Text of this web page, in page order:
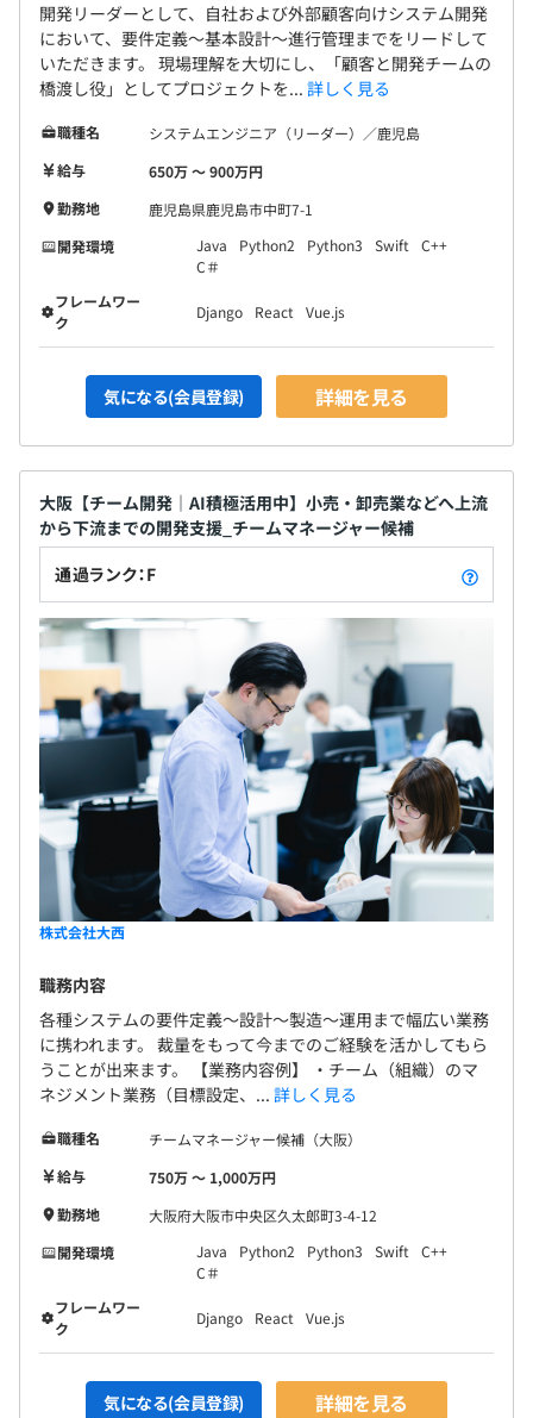
開発リーダーとして、自社および外部顧客向けシステム開発
において、要件定義〜基本設計〜進行管理までをリードして
いただきます。 現場理解を大切にし、「顧客と開発チームの
橋渡し役」としてプロジェクトを... 詳しく見る
職種名
システムエンジニア（リーダー）／鹿児島
給与
650万 〜 900万円
勤務地
鹿児島県鹿児島市中町7-1
開発環境
Java Python2 Python3 Swift
C++
C＃
フレームワー
ク
Django React Vue.js
気になる(会員登録) 詳細を見る
大阪【チーム開発｜AI積極活用中】小売・卸売業などへ上流
から下流までの開発支援_チームマネージャー候補
通過ランク：F
株式会社大西
職務内容
各種システムの要件定義～設計～製造～運用まで幅広い業務
に携われます。 裁量をもって今までのご経験を活かしてもら
うことが出来ます。 【業務内容例】 ・チーム（組織）のマ
ネジメント業務（目標設定、... 詳しく見る
職種名
チームマネージャー候補（大阪）
給与
750万 〜 1,000万円
勤務地
大阪府大阪市中央区久太郎町3-4-12
開発環境
Java Python2 Python3 Swift
C++
C＃
フレームワー
ク
Django React Vue.js
気になる(会員登録) 詳細を見る